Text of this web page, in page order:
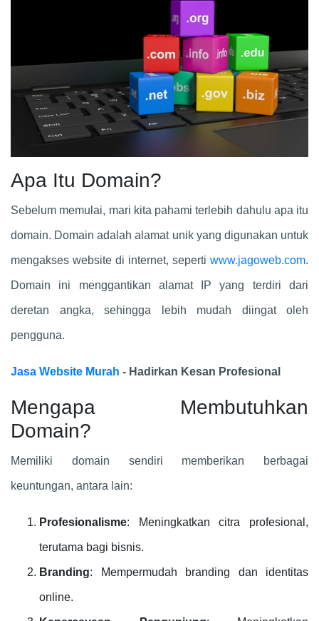
Apa Itu Domain?
Sebelum memulai, mari kita pahami terlebih dahulu apa itu
domain. Domain adalah alamat unik yang digunakan untuk
mengakses website di internet, seperti www.jagoweb.com.
Domain ini menggantikan alamat IP yang terdiri dari
deretan angka, sehingga lebih mudah diingat oleh
pengguna.
Jasa Website Murah - Hadirkan Kesan Profesional
Mengapa Membutuhkan
Domain?
Memiliki domain sendiri memberikan berbagai
keuntungan, antara lain:
Profesionalisme: Meningkatkan citra profesional,
terutama bagi bisnis.
Branding: Mempermudah branding dan identitas
online.